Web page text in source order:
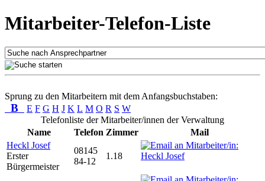
Mitarbeiter-Telefon-Liste
Sprung zu den Mitarbeitern mit dem Anfangsbuchstaben:
B E F G H J K L M O R S W
Telefonliste der Mitarbeiter/innen der Verwaltung
Name
Telefon Zimmer
Mail
Heckl Josef
Erster
Bürgermeister
08145
84-12
1.18